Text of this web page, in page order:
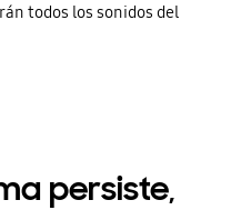
todos los sonidos del
persiste,